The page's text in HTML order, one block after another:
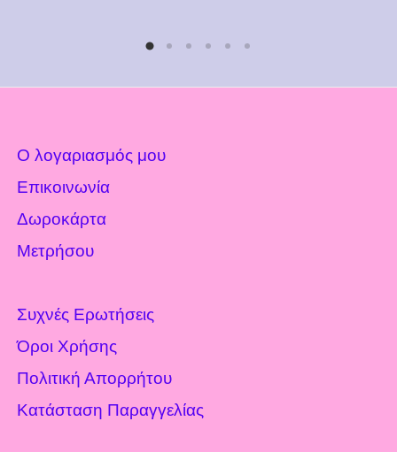
Ο λογαριασμός μου
Επικοινωνία
Δωροκάρτα
Μετρήσου
Συχνές Ερωτήσεις
Όροι Χρήσης
Πολιτική Απορρήτου
Κατάσταση Παραγγελίας